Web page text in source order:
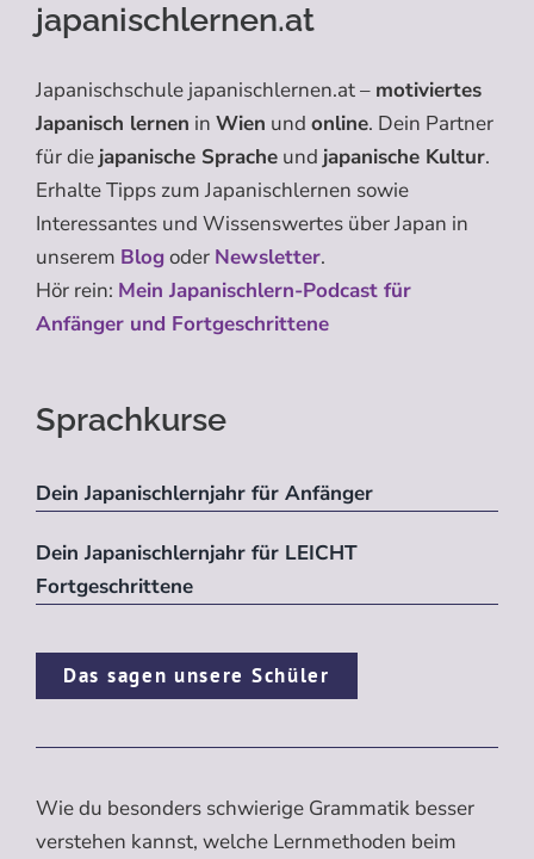
japanischlernen.at
Japanischschule japanischlernen.at – motiviertes
Japanisch lernen in Wien und online. Dein Partner
für die japanische Sprache und japanische Kultur.
Erhalte Tipps zum Japanischlernen sowie
Interessantes und Wissenswertes über Japan in
unserem Blogoder Newsletter.
Hör rein: Mein Japanischlern-Podcast für
Anfänger und Fortgeschrittene
Sprachkurse
Dein Japanischlernjahr für Anfänger
Dein Japanischlernjahr für LEICHT
Fortgeschrittene
Das sagen unsere Schüler
Wie du besonders schwierige Grammatik besser
verstehen kannst, welche Lernmethoden beim